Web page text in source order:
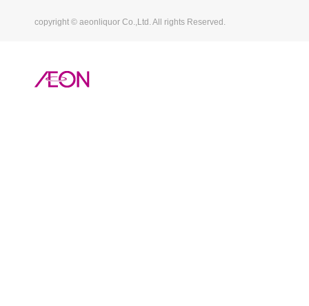
copyright © aeonliquor Co.,Ltd. All rights Reserved.